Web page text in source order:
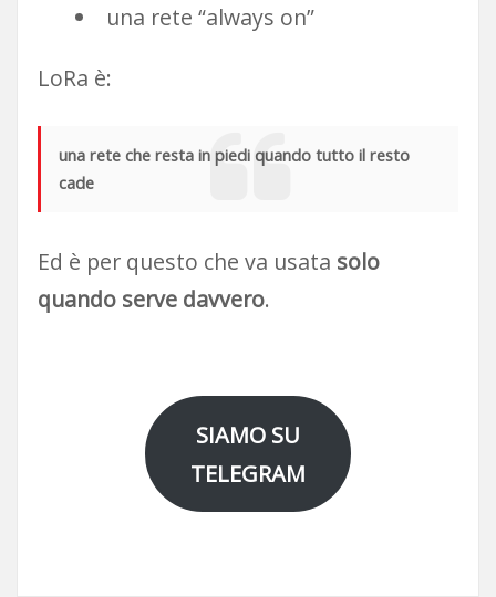
una rete “always on”
LoRa è:
una rete che resta in piedi quando tutto il resto
cade
Ed è per questo che va usata solo
quando serve davvero.
SIAMO SU
TELEGRAM